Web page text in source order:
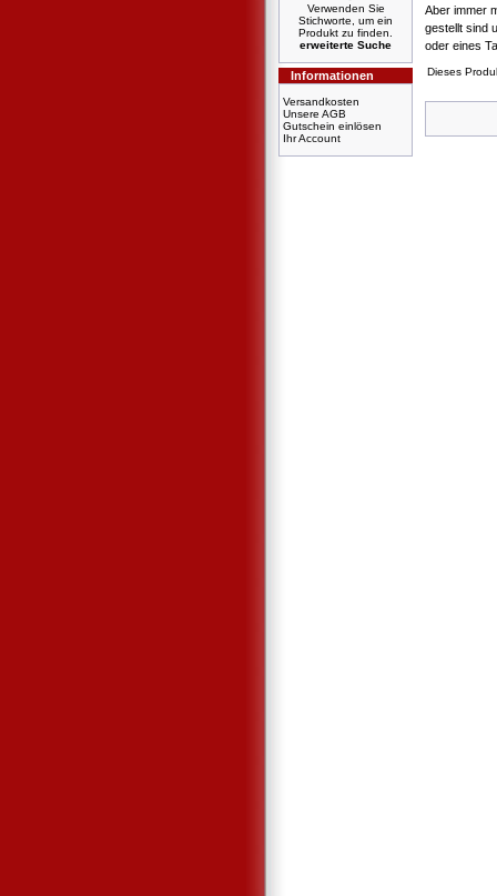
Verwenden Sie
Stichworte, um ein
Produkt zu finden.
erweiterte Suche
Informationen
Versandkosten
Unsere AGB
Gutschein einlösen
Ihr Account
Aber immer
gestellt sind
oder eines
Dieses